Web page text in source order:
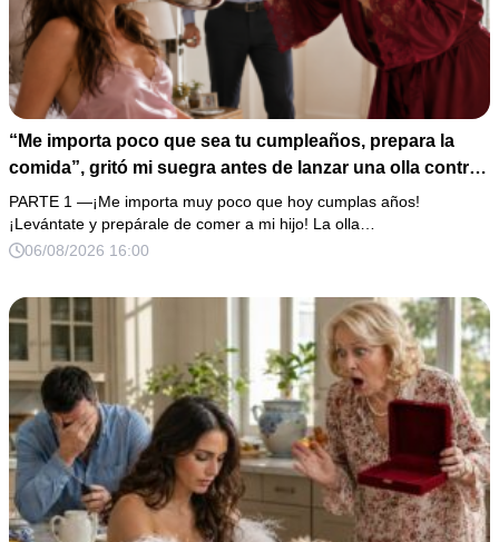
“Me importa poco que sea tu cumpleaños, prepara la
comida”, gritó mi suegra antes de lanzar una olla contra
mi cama. Mi esposo regresó horas después oliendo al
perfume de su amante, seguro de que yo lo perdonaría.
Pero yo ya tenía 3 copias de los estados de cuenta y una
PARTE 1 —¡Me importa muy poco que hoy cumplas años!
¡Levántate y prepárale de comer a mi hijo! La olla…
06/08/2026 16:00